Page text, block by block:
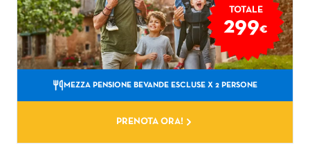
TOTALE
299€
MEZZA PENSIONE BEVANDE ESCLUSE X 2 PERSONE
PRENOTA ORA!